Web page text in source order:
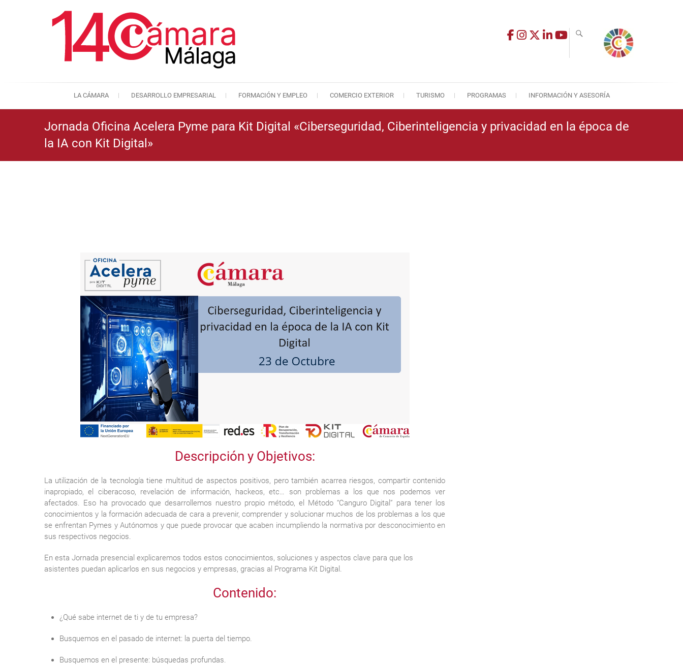
Cámara de Comercio de Málaga
LA CÁMARA DESARROLLO EMPRESARIAL FORMACIÓN Y EMPLEO COMERCIO EXTERIOR TURISMO PROGRAMAS INFORMACIÓN Y ASESORÍA
Jornada Oficina Acelera Pyme para Kit Digital «Ciberseguridad, Ciberinteligencia y privacidad en la época de
la IA con Kit Digital»
Descripción y Objetivos:
La utilización de la tecnología tiene multitud de aspectos positivos, pero también acarrea riesgos, compartir contenido
inapropiado, el ciberacoso, revelación de información, hackeos, etc… son problemas a los que nos podemos ver
afectados. Eso ha provocado que desarrollemos nuestro propio método, el Método “Canguro Digital” para tener los
conocimientos y la formación adecuada de cara a prevenir, comprender y solucionar muchos de los problemas a los que
se enfrentan Pymes y Autónomos y que puede provocar que acaben incumpliendo la normativa por desconocimiento en
sus respectivos negocios.
En esta Jornada presencial explicaremos todos estos conocimientos, soluciones y aspectos clave para que los
asistentes puedan aplicarlos en sus negocios y empresas, gracias al Programa Kit Digital.
Contenido:
¿Qué sabe internet de ti y de tu empresa?
Busquemos en el pasado de internet: la puerta del tiempo.
Busquemos en el presente: búsquedas profundas.